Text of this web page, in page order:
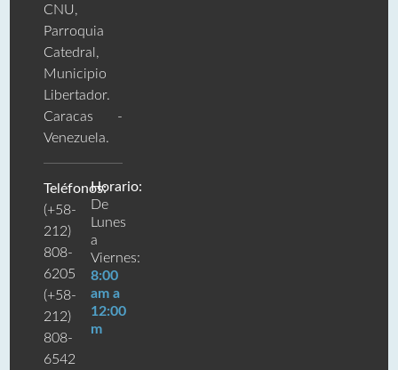
CNU,
Parroquia
Catedral,
Municipio
Libertador.
Caracas -
Venezuela.
Teléfonos:
(+58-
212)
808-
6205
(+58-
212)
808-
6542
Horario:
De
Lunes
a
Viernes:
8:00
am a
12:00
m